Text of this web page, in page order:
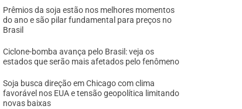
Prêmios da soja estão nos melhores momentos
do ano e são pilar fundamental para preços no
Brasil
Ciclone-bomba avança pelo Brasil: veja os
estados que serão mais afetados pelo fenômeno
Soja busca direção em Chicago com clima
favorável nos EUA e tensão geopolítica limitando
novas baixas